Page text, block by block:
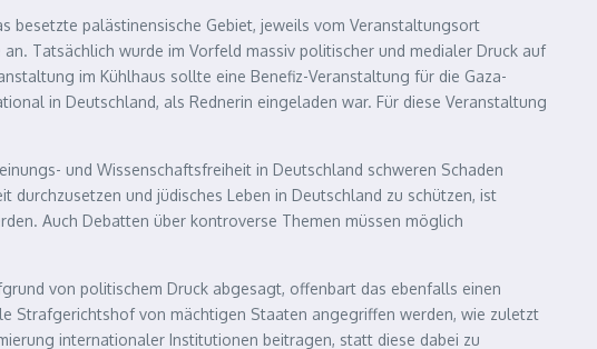
besetzte palästinensische Gebiet, jeweils vom Veranstaltungsort
Tatsächlich wurde im Vorfeld massiv politischer und medialer Druck auf
im Kühlhaus sollte eine Benefiz-Veranstaltung für die Gaza-
in Deutschland, als Rednerin eingeladen war. Für diese Veranstaltung
und Wissenschaftsfreiheit in Deutschland schweren Schaden
durchzusetzen und jüdisches Leben in Deutschland zu schützen, ist
Auch Debatten über kontroverse Themen müssen möglich
von politischem Druck abgesagt, offenbart das ebenfalls einen
Strafgerichtshof von mächtigen Staaten angegriffen werden, wie zuletzt
internationaler Institutionen beitragen, statt diese dabei zu